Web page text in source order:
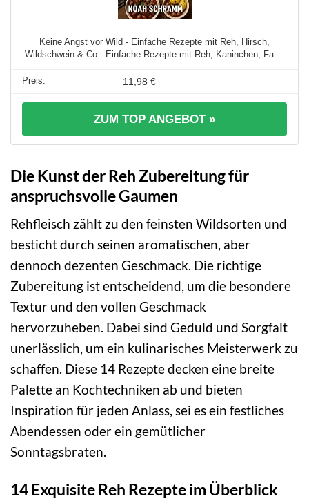
Keine Angst vor Wild - Einfache Rezepte mit Reh, Hirsch,
Wildschwein & Co.: Einfache Rezepte mit Reh, Kaninchen, Fa ...
11,98 €
ZUM TOP ANGEBOT »
Die Kunst der Reh Zubereitung für
anspruchsvolle Gaumen
Rehfleisch zählt zu den feinsten Wildsorten und
besticht durch seinen aromatischen, aber
dennoch dezenten Geschmack. Die richtige
Zubereitung ist entscheidend, um die besondere
Textur und den vollen Geschmack
hervorzuheben. Dabei sind Geduld und Sorgfalt
unerlässlich, um ein kulinarisches Meisterwerk zu
schaffen. Diese 14 Rezepte decken eine breite
Palette an Kochtechniken ab und bieten
Inspiration für jeden Anlass, sei es ein festliches
Abendessen oder ein gemütlicher
Sonntagsbraten.
14 Exquisite Reh Rezepte im Überblick